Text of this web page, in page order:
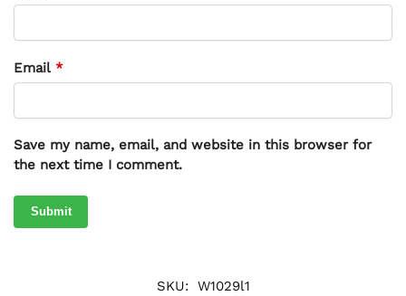
Email *
Save my name, email, and website in this browser for
the next time I comment.
SKU: W1029l1